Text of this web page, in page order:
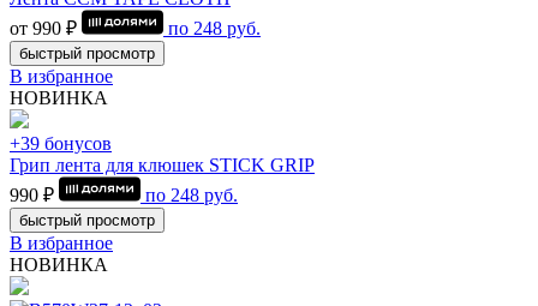
от 990 ₽
по 248 руб.
быстрый просмотр
В избранное
НОВИНКА
+39 бонусов
Грип лента для клюшек STICK GRIP
990 ₽
по 248 руб.
быстрый просмотр
В избранное
НОВИНКА